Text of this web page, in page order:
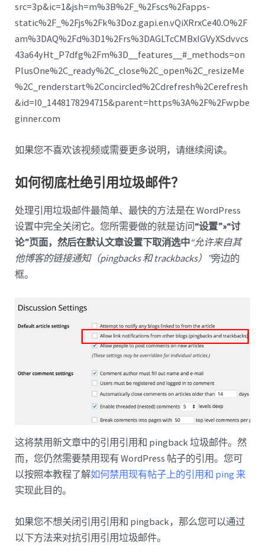
src=3p&ic=1&jsh=m%3B%2F_%2Fscs%2Fapps-
static%2F_%2Fjs%2Fk%3Doz.gapi.en.vQiXRrxCe40.O%2F
am%3DAQ%2Fd%3D1%2Frs%3DAGLTcCMBxIGVyXSdvvcs
43a64yHt_P7dfg%2Fm%3D__features__#_methods=on
PlusOne%2C_ready%2C_close%2C_open%2C_resizeMe
%2C_renderstart%2Concircled%2Cdrefresh%2Cerefresh
&id=I0_1448178294715&parent=https%3A%2F%2Fwpbe
ginner.com
如果您不喜欢该视频或需要更多说明，请继续阅读。
如何彻底杜绝引用垃圾邮件？
处理引用垃圾邮件最简单、最快的方法是在 WordPress
设置中完全关闭它。您所需要做的就是访问“设置”»“讨
论”页面，然后在默认文章设置下取消选中“允许来自其
他博客的链接通知（pingbacks 和 trackbacks）”旁边的
框。
这将禁用新文章中的引用引用和 pingback 垃圾邮件。然
而，您仍然需要禁用现有 WordPress 帖子的引用。您可
以按照本教程了解如何禁用现有帖子上的引用和 ping 来
实现此目的。
如果您不想关闭引用引用和 pingback，那么您可以通过
以下方法来对抗引用引用垃圾邮件。